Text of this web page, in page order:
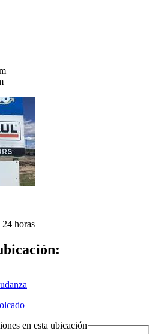
horas
en esta ubicación